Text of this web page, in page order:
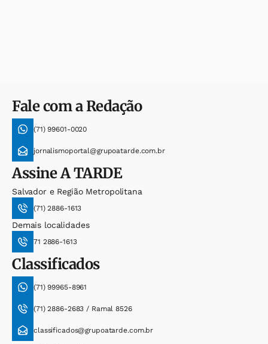
Fale com a Redação
(71) 99601-0020
jornalismoportal@grupoatarde.com.br
AssineA TARDE
Salvador e Região Metropolitana
(71) 2886-1613
Demais localidades
71 2886-1613
Classificados
(71) 99965-8961
(71) 2886-2683 / Ramal 8526
classificados@grupoatarde.com.br